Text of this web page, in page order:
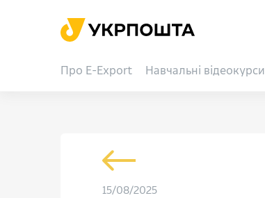
Про E-Export Навчальні відеокурси
15/08/2025